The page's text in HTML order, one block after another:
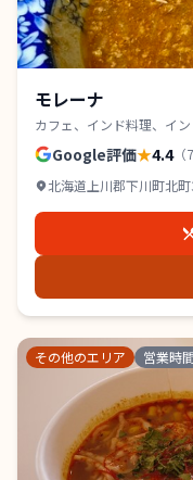
モレーナ
カフェ、インド料理、イ
Google評価★4.4（
北海道上川郡下川町北
その他のエリア 営業時